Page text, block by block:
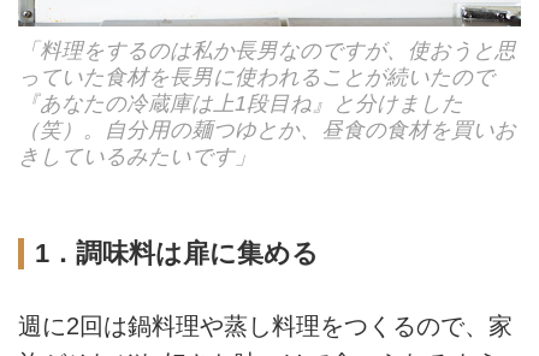
「料理をするのは私か長男なのですが、使おうと思
っていた食材を長男に使われることが続いたので
『あなたの冷蔵庫は上1段目ね』と分けました
（笑）。自分用の麺つゆとか、昼食の食材を買いお
きしているみたいです」
1．調味料は扉に集める
週に2回は鍋料理や蒸し料理をつくるので、家